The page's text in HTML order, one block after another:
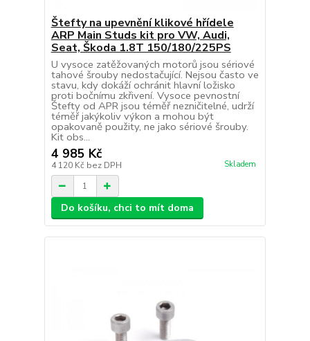
Štefty na upevnění klikové hřídele
ARP Main Studs kit pro VW, Audi,
Seat, Škoda 1.8T 150/180/225PS
U vysoce zatěžovaných motorů jsou sériové
tahové šrouby nedostačující. Nejsou často ve
stavu, kdy dokáží ochránit hlavní ložisko
proti bočnímu zkřivení. Vysoce pevnostní
Štefty od APR jsou téměř nezničitelné, udrží
téměř jakýkoliv výkon a mohou být
opakovaně použity, ne jako sériové šrouby.
Kit obs...
4 985 Kč
4 120 Kč bez DPH Skladem
Do košíku, chci to mít doma